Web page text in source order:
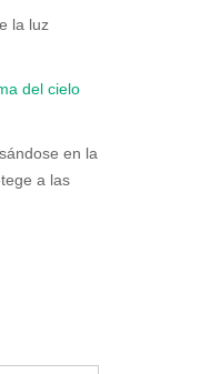
la luz
del cielo
en la
a las